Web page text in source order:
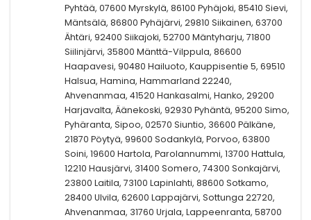
Pyhtää, 07600 Myrskylä, 86100 Pyhäjoki, 85410 Sievi,
Mäntsälä, 86800 Pyhäjärvi, 29810 Siikainen, 63700
Ähtäri, 92400 Siikajoki, 52700 Mäntyharju, 71800
Siilinjärvi, 35800 Mänttä-Vilppula, 86600
Haapavesi, 90480 Hailuoto, Kauppisentie 5, 69510
Halsua, Hamina, Hammarland 22240,
Ahvenanmaa, 41520 Hankasalmi, Hanko, 29200
Harjavalta, Äänekoski, 92930 Pyhäntä, 95200 Simo,
Pyhäranta, Sipoo, 02570 Siuntio, 36600 Pälkäne,
21870 Pöytyä, 99600 Sodankylä, Porvoo, 63800
Soini, 19600 Hartola, Parolannummi, 13700 Hattula,
12210 Hausjärvi, 31400 Somero, 74300 Sonkajärvi,
23800 Laitila, 73100 Lapinlahti, 88600 Sotkamo,
28400 Ulvila, 62600 Lappajärvi, Sottunga 22720,
Ahvenanmaa, 31760 Urjala, Lappeenranta, 58700